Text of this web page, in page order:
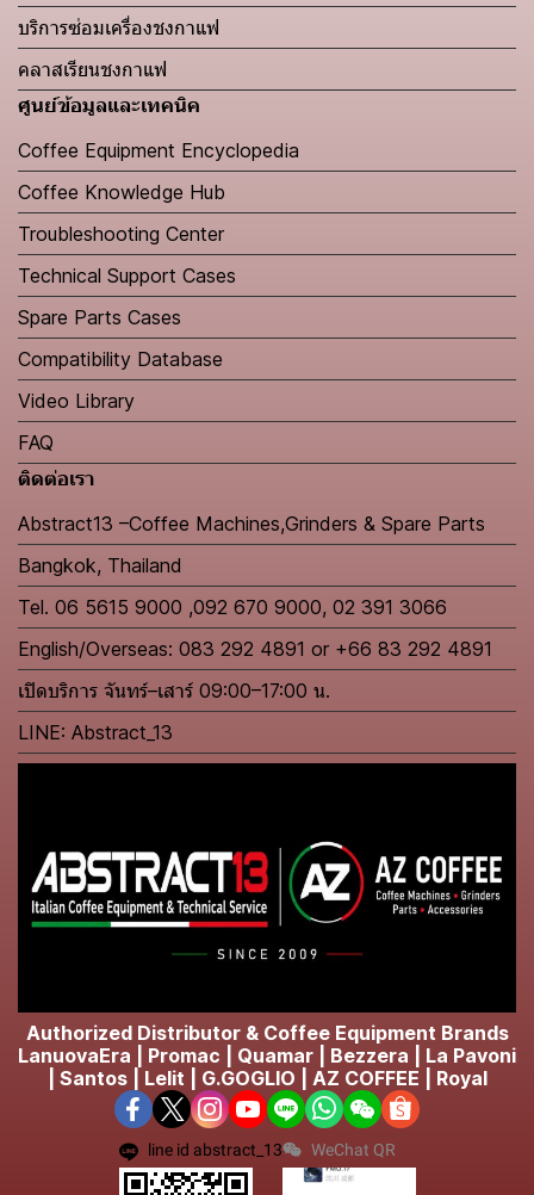
บริการซ่อมเครื่องชงกาแฟ
คลาสเรียนชงกาแฟ
ศูนย์ข้อมูลและเทคนิค
Coffee Equipment Encyclopedia
Coffee Knowledge Hub
Troubleshooting Center
Technical Support Cases
Spare Parts Cases
Compatibility Database
Video Library
FAQ
ติดต่อเรา
Abstract13 –Coffee Machines,Grinders & Spare Parts
Bangkok, Thailand
Tel. 06 5615 9000 ,092 670 9000, 02 391 3066
English/Overseas: 083 292 4891 or +66 83 292 4891
เปิดบริการ จันทร์–เสาร์ 09:00–17:00 น.
LINE: Abstract_13
Authorized Distributor & Coffee Equipment Brands
LanuovaEra | Promac | Quamar | Bezzera | La Pavoni
| Santos | Lelit | G.GOGLIO | AZ COFFEE | Royal
line id abstract_13 WeChat QR